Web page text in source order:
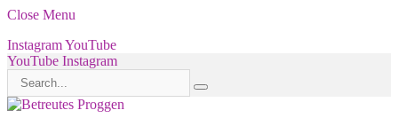
Close Menu
InstagramYouTube
YouTube Instagram